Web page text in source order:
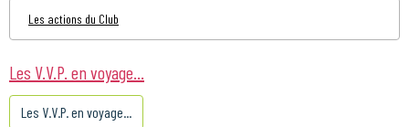
Les actions du Club
Les V.V.P. en voyage...
Les V.V.P. en voyage...